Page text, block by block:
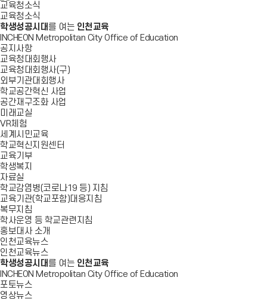
교육청소식
교육청소식
학생성공시대 를 여는 인천교육
INCHEON Metropolitan City Office of Education
공지사항
교육청대회행사
교육청대회행사(구)
외부기관대회행사
학교공간혁신 사업
공간재구조화 사업
미래교실
VR체험
세계시민교육
학교혁신지원센터
교육기부
학생복지
자료실
학교감염병(코로나19 등) 지침
교육기관(학교포함)대응지침
복무지침
학사운영 등 학교관련지침
홍보대사 소개
인천교육뉴스
인천교육뉴스
학생성공시대 를 여는 인천교육
INCHEON Metropolitan City Office of Education
포토뉴스
영상뉴스